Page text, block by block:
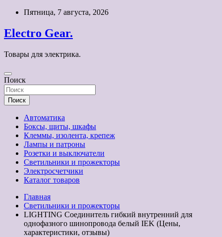
Перейти
содержимому
Пятница, 7 августа, 2026
Electro Gear.
Товары для электрика.
Поиск
Поиск
Автоматика
Боксы, щиты, шкафы
Клеммы, изолента, крепеж
Лампы и патроны
Розетки и выключатели
Светильники и прожекторы
Электросчетчики
Каталог товаров
Главная
Светильники и прожекторы
LIGHTING Соединитель гибкий внутренний для
однофазного шинопровода белый IEK (Цены,
характеристики, отзывы)